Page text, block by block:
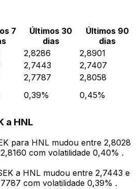
7
Últimos 30
dias
Últimos 90
dias
2,8286
2,8901
2,7443
2,7407
2,7787
2,8058
0,39% 0,45%
a HNL
para HNL mudou entre 2,8028
com volatilidade 0,40% .
a HNL mudou entre 2,7443 e
com volatilidade 0,39% .